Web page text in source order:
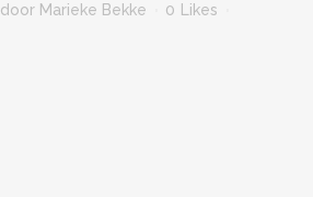
door Marieke Bekke 0 Likes